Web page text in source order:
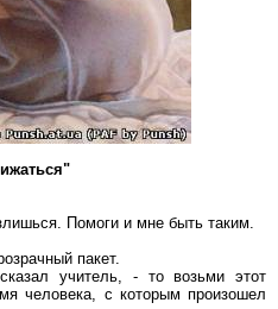
Помоги и мне быть таким.
пакет.
учитель, - то возьми этот
человека, с которым произошел